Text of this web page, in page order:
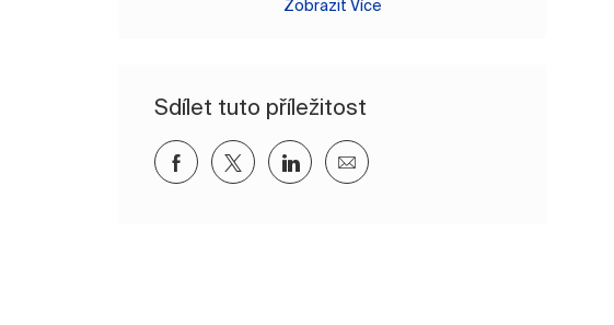
Zobrazit Více
Sdílet tuto příležitost
Sdílet přes Facebook
Sdílet přes twitter
Sdílet přes LinkedIn
Sdílet e-mailem